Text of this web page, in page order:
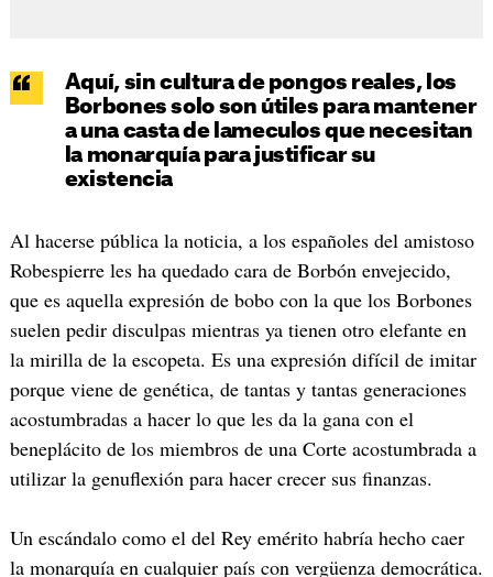
Aquí, sin cultura de pongos reales, los
Borbones solo son útiles para mantener
a una casta de lameculos que necesitan
la monarquía para justificar su
existencia
Al hacerse pública la noticia, a los españoles del amistoso
Robespierre les ha quedado cara de Borbón envejecido,
que es aquella expresión de bobo con la que los Borbones
suelen pedir disculpas mientras ya tienen otro elefante en
la mirilla de la escopeta. Es una expresión difícil de imitar
porque viene de genética, de tantas y tantas generaciones
acostumbradas a hacer lo que les da la gana con el
beneplácito de los miembros de una Corte acostumbrada a
utilizar la genuflexión para hacer crecer sus finanzas.
Un escándalo como el del Rey emérito habría hecho caer
la monarquía en cualquier país con vergüenza democrática.